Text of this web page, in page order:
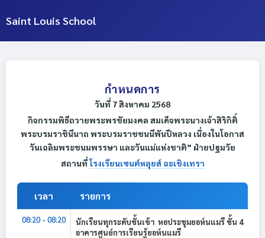
Saint Louis School
กำหนดการ
วันที่ 7 สิงหาคม 2568
กิจกรรมพิธีถวายพระพรชัยมงคล สมเด็จพระนางเจ้าสิริกิติ์
พระบรมราชินีนาถ พระบรมราชชนนีพันปีหลวง เนื่องในโอกาส
วันเฉลิมพระชนมพรรษา และวันแม่แห่งชาติ” ฝ่ายปฐมวัย
สถานที่โรงเรียนเซนต์หลุยส์ ฉะเชิงเทรา
เวลา รายการ
08:20 - 08:20
นักเรียนทุกระดับชั้นเข้า หอประชุมยอห์นแมรี ชั้น 4
อาคารศูนย์การเรียนรู้ยอห์นแมรี